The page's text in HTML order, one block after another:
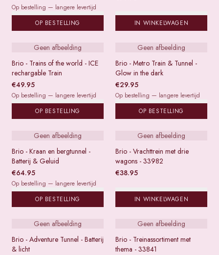
Op bestelling — langere levertijd
OP BESTELLING
IN WINKELWAGEN
Geen afbeelding
Brio - Trains of the world - ICE
rechargable Train
€49.95
Op bestelling — langere levertijd
OP BESTELLING
Geen afbeelding
Brio - Metro Train & Tunnel -
Glow in the dark
€29.95
Op bestelling — langere levertijd
OP BESTELLING
Geen afbeelding
Brio - Kraan en bergtunnel -
Batterij & Geluid
€64.95
Op bestelling — langere levertijd
OP BESTELLING
Geen afbeelding
Brio - Vrachttrein met drie
wagons - 33982
€38.95
IN WINKELWAGEN
Geen afbeelding
Brio - Adventure Tunnel - Batterij
& licht
Geen afbeelding
Brio - Treinassortiment met
thema - 33841